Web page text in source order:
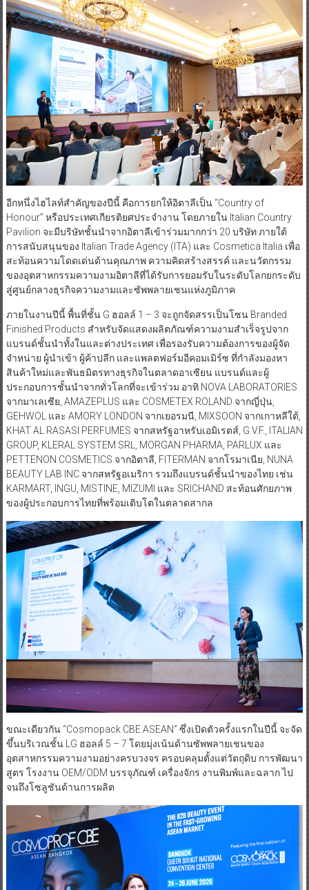
อีกหนึ่งไฮไลท์สำคัญของปีนี้ คือการยกให้อิตาลีเป็น “Country of
Honour” หรือประเทศเกียรติยศประจำงาน โดยภายใน Italian Country
Pavilion จะมีบริษัทชั้นนำจากอิตาลีเข้าร่วมมากกว่า 20 บริษัท ภายใต้
การสนับสนุนของ Italian Trade Agency (ITA) และ Cosmetica Italia เพื่อ
สะท้อนความโดดเด่นด้านคุณภาพ ความคิดสร้างสรรค์ และนวัตกรรม
ของอุตสาหกรรมความงามอิตาลีที่ได้รับการยอมรับในระดับโลกยกระดับ
สู่ศูนย์กลางธุรกิจความงามและซัพพลายเชนแห่งภูมิภาค
ภายในงานปีนี้ พื้นที่ชั้น G ฮอลล์ 1 – 3 จะถูกจัดสรรเป็นโซน Branded
Finished Products สำหรับจัดแสดงผลิตภัณฑ์ความงามสำเร็จรูปจาก
แบรนด์ชั้นนำทั้งในและต่างประเทศ เพื่อรองรับความต้องการของผู้จัด
จำหน่าย ผู้นำเข้า ผู้ค้าปลีก และแพลตฟอร์มอีคอมเมิร์ซ ที่กำลังมองหา
สินค้าใหม่และพันธมิตรทางธุรกิจในตลาดอาเซียน แบรนด์และผู้
ประกอบการชั้นนำจากทั่วโลกที่จะเข้าร่วม อาทิ NOVA LABORATORIES
จากมาเลเซีย, AMAZEPLUS และ COSMETEX ROLAND จากญี่ปุ่น,
GEHWOL และ AMORY LONDON จากเยอรมนี, MIXSOON จากเกาหลีใต้,
KHAT AL RASASI PERFUMES จากสหรัฐอาหรับเอมิเรตส์, G.V.F., ITALIAN
GROUP, KLERAL SYSTEM SRL, MORGAN PHARMA, PARLUX และ
PETTENON COSMETICS จากอิตาลี, FITERMAN จากโรมาเนีย, NUNA
BEAUTY LAB INC จากสหรัฐอเมริกา รวมถึงแบรนด์ชั้นนำของไทย เช่น
KARMART, INGU, MISTINE, MIZUMI และ SRICHAND สะท้อนศักยภาพ
ของผู้ประกอบการไทยที่พร้อมเติบโตในตลาดสากล
ขณะเดียวกัน “Cosmopack CBE ASEAN” ซึ่งเปิดตัวครั้งแรกในปีนี้ จะจัด
ขึ้นบริเวณชั้น LG ฮอลล์ 5 – 7 โดยมุ่งเน้นด้านซัพพลายเชนของ
อุตสาหกรรมความงามอย่างครบวงจร ครอบคลุมตั้งแต่วัตถุดิบ การพัฒนา
สูตร โรงงาน OEM/ODM บรรจุภัณฑ์ เครื่องจักร งานพิมพ์และฉลาก ไป
จนถึงโซลูชันด้านการผลิต